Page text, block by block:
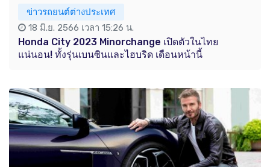
ข่าวรถยนต์ต่างประเทศ
18 มิ.ย. 2566 เวลา 15:26 น.
Honda City 2023 Minorchange เปิดตัวในไทย
แน่นอน! ทั้งรุ่นเบนซินและไฮบริด เดือนหน้านี้